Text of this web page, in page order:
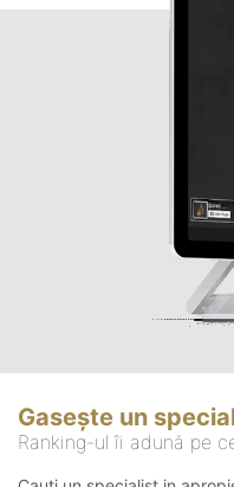
Gasește un
Ranking-ul îi adună pe